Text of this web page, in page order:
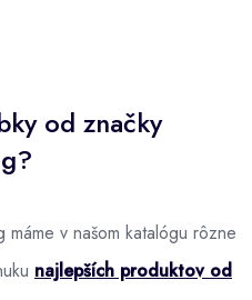
od značky
v našom katalógu rôzne
najlepších produktov od